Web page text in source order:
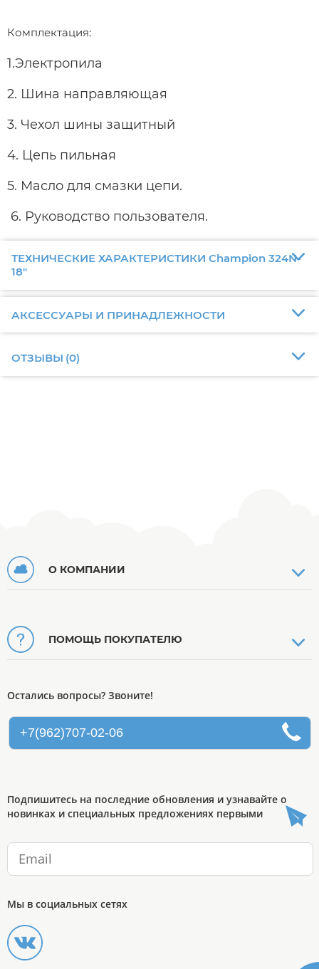
Комплектация:
1.Электропила
2. Шина направляющая
3. Чехол шины защитный
4. Цепь пильная
5. Масло для смазки цепи.
6. Руководство пользователя.
ТЕХНИЧЕСКИЕ ХАРАКТЕРИСТИКИ Champion 324N-
18"
АКСЕССУАРЫ И ПРИНАДЛЕЖНОСТИ
ОТЗЫВЫ (0)
О КОМПАНИИ
ПОМОЩЬ ПОКУПАТЕЛЮ
Остались вопросы? Звоните!
+7(962)707-02-06
Подпишитесь на последние обновления и узнавайте о
новинках и специальных предложениях первыми
Мы в социальных сетях